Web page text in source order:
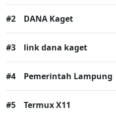
#2 DANA Kaget
#3 link dana kaget
#4 Pemerintah Lampung
#5 Termux X11